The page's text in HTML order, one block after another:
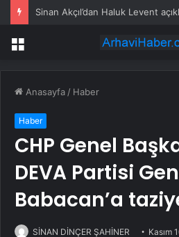
Menü
Anasayfa / Haber
Haber
CHP Genel
DEVA Partisi
Babacan’a
SİNAN DİNÇER ŞAHİNER Kasım